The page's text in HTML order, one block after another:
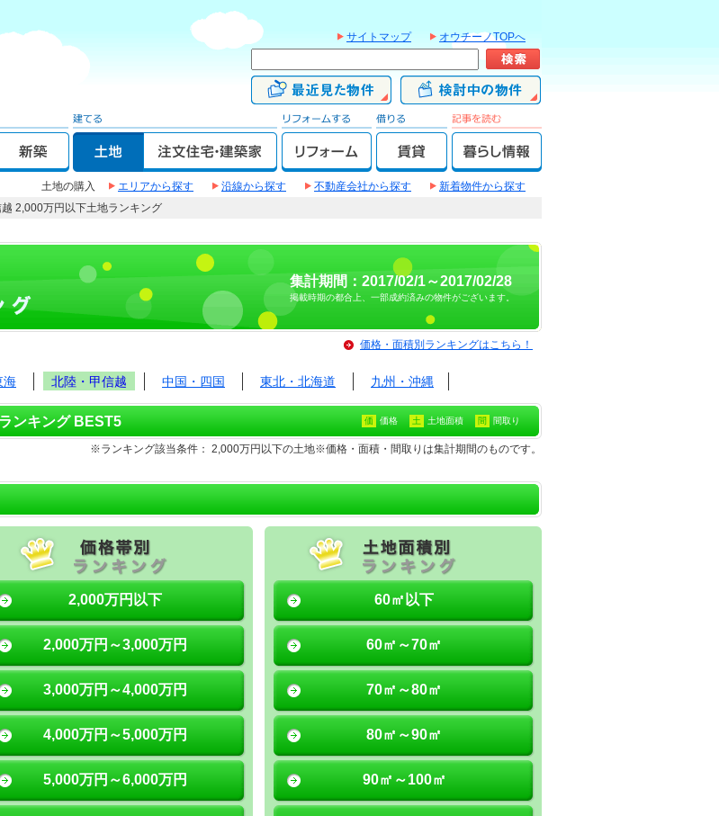
サイトマップ オウチーノTOPへ
土地の購入 エリアから探す 沿線から探す 不動産会社から探す
新着物件から探す
2,000万円以下土地ランキング
集計期間：2017/02/1～2017/02/28
掲載時期の都合上、一部成約済みの物件がございます。
価格・面積別ランキングはこちら！
海 北陸・甲信越 中国・四国 東北・北海道 九州・沖縄
ンキング BEST5 価 価格 土 土地面積 間 間取り
※ランキング該当条件： 2,000万円以下の土地※価格・面積・間取りは集計期間のものです。
2,000万円以下
2,000万円～3,000万円
3,000万円～4,000万円
4,000万円～5,000万円
5,000万円～6,000万円
60㎡以下
60㎡～70㎡
70㎡～80㎡
80㎡～90㎡
90㎡～100㎡